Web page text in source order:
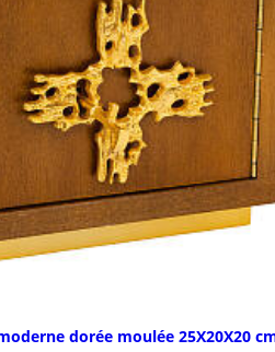
dorée moulée 25X20X20